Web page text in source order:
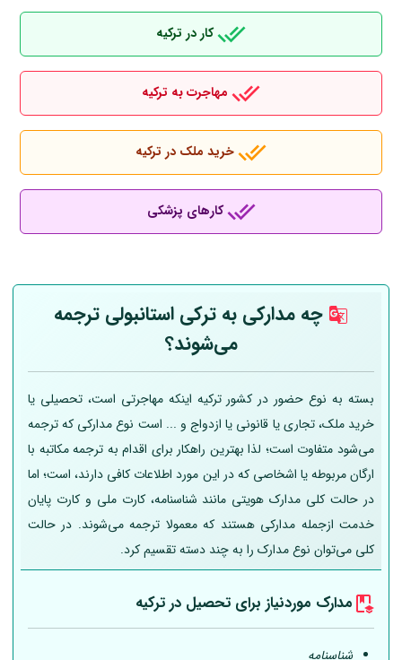
کار در ترکیه
مهاجرت به ترکیه
خرید ملک در ترکیه
کارهای پزشکی
چه مدارکی به ترکی استانبولی ترجمه
می‌شوند؟
بسته به نوع حضور در کشور ترکیه اینکه مهاجرتی است، تحصیلی یا
خرید ملک، تجاری یا قانونی یا ازدواج و ... است نوع مدارکی که ترجمه
می‌شود متفاوت است؛ لذا بهترین راهکار برای اقدام به ترجمه مکاتبه با
ارگان مربوطه یا اشخاصی که در این مورد اطلاعات کافی دارند، است؛ اما
در حالت کلی مدارک هویتی مانند شناسنامه، کارت ملی و کارت پایان
خدمت ازجمله مدارکی هستند که معمولا ترجمه می‌شوند. در حالت
کلی می‌توان نوع مدارک را به چند دسته تقسیم کرد.
مدارک موردنیاز برای تحصیل در ترکیه
شناسنامه